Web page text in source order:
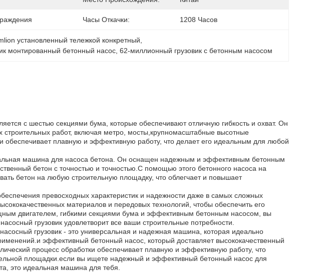
Часы Откачки: 1208 Часов
установленный тележкой конкретный
монтированный бетонный насос , 62-миллионный грузовик с бетонным насосом
с шестью секциями бума, которые обеспечивают отличную гибкость и охват. Он
работ, включая метро, мосты,крупномасштабные высотные
обеспечивает плавную и эффективную работу, что делает его идеальным для любой
машина для насоса бетона. Он оснащен надежным и эффективным бетонным
бетон с точностью и точностью.С помощью этого бетонного насоса на
бетон на любую строительную площадку, что облегчает и повышает
превосходных характеристик и надежности даже в самых сложных
материалов и передовых технологий, чтобы обеспечить его
двигателем, гибкими секциями бума и эффективным бетонным насосом, вы
грузовик удовлетворит все ваши строительные потребности.
грузовик - это универсальная и надежная машина, которая идеально
эффективный бетонный насос, который доставляет высококачественный
процесс обработки обеспечивает плавную и эффективную работу, что
площадки.если вы ищете надежный и эффективный бетонный насос для
это идеальная машина для тебя.